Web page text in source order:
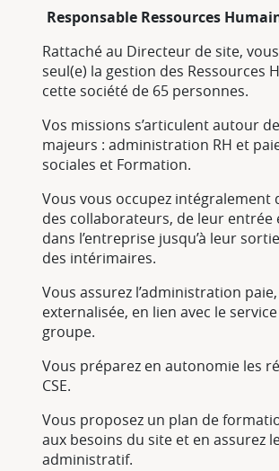
Responsable Ressources
Rattaché au Directeur de site,
seul(e) la gestion des Ressources
cette société de 65 personnes.
Vos missions s’articulent autour
majeurs : administration RH et
sociales et Formation.
Vous vous occupez intégralement
des collaborateurs, de leur entrée
dans l’entreprise jusqu’à leur
des intérimaires.
Vous assurez l’administration
externalisée, en lien avec le
groupe.
Vous préparez en autonomie les
CSE.
Vous proposez un plan de
aux besoins du site et en assurez
administratif.